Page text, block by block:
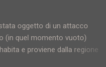
oggetto di un attacco
(in quel momento vuoto)
e proviene dalla regione